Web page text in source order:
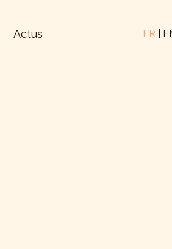
Actus FR